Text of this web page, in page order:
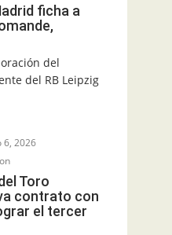
ficha a
del
del RB Leipzig
6, 2026
Toro
contrato con
el tercer